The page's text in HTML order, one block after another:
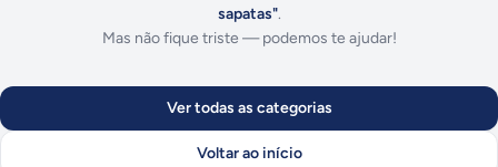
sapatas".
Mas não fique triste — podemos te ajudar!
Ver todas as categorias
Voltar ao início